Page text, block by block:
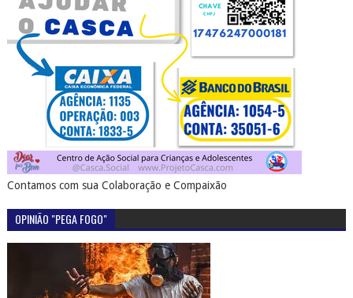
Contamos com sua Colaboração e Compaixão
OPINIÃO "PEGA FOGO"